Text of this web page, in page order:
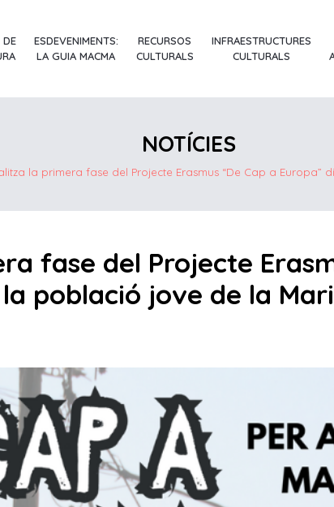
DE
ESDEVENIMENTS:
LA GUIA MACMA
RECURSOS
CULTURALS
INFRAESTRUCTURES
CULTURALS
NOTÍCIES
la primera fase del Projecte Erasmus “De Cap a
fase del Projecte
població jove de la